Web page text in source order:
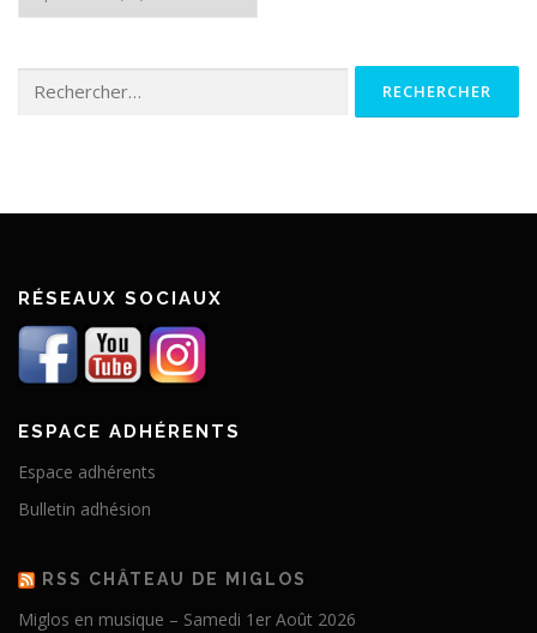
RÉSEAUX SOCIAUX
ESPACE ADHÉRENTS
Espace adhérents
Bulletin adhésion
RSS CHÂTEAU DE MIGLOS
Miglos en musique – Samedi 1er Août 2026